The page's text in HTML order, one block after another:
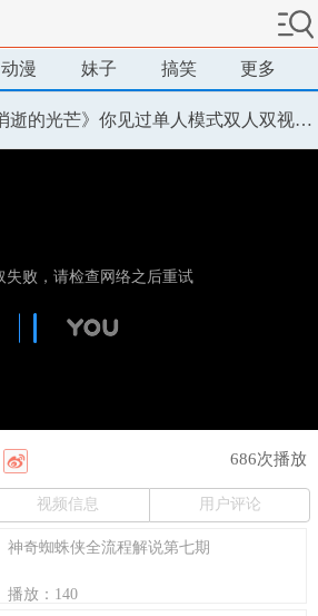
动漫 妹子 搞笑 更多
【逆风笑♂抽风】《消逝的光芒》你见过单人模式双人双视角解说吗
686次播放
视频信息
用户评论
神奇蜘蛛侠全流程解说第七期
播放：140